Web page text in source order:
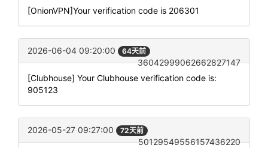
[OnionVPN]Your verification code is 206301
2026-06-04 09:20:00 64天前
36042999062662827147
[Clubhouse] Your Clubhouse verification code is:
905123
2026-05-27 09:27:00 72天前
50129549556157436220